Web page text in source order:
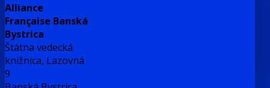
Alliance
Française Banská
Bystrica
Štátna vedecká
knižnica, Lazovná
9